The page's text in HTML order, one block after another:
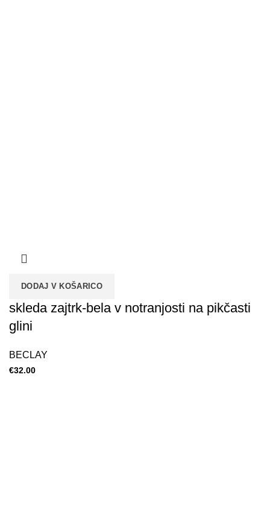
DODAJ V KOŠARICO
skleda zajtrk-bela v notranjosti na pikčasti
glini
BECLAY
€32.00